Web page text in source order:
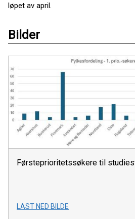
løpet av april.
Bilder
Førsteprioritetssøkere til
LAST NED BILDE